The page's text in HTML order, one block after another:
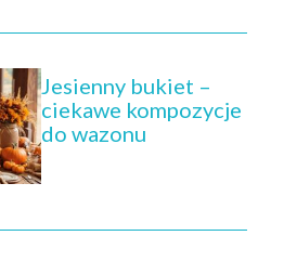
Jesienny bukiet –
ciekawe kompozycje
do wazonu